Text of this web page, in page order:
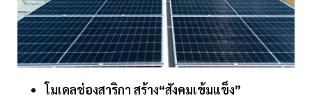
โมเดลช่องสาริกา สร้าง“สังคมเข้มแข็ง”